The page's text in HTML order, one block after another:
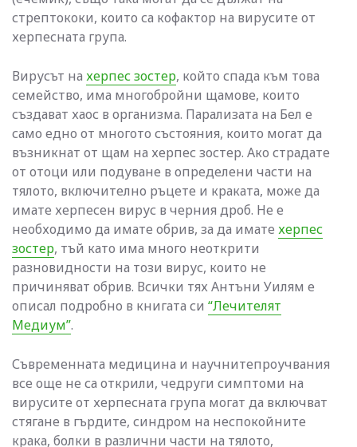
стрептококи, които са кофактор на вирусите от
херпесната група.
Вирусът на херпес зостер, който спада към това
семейство, има многобройни щамове, които
създават хаос в организма. Парализата на Бел е
само едно от многото състояния, които могат да
възникнат от щам на херпес зостер. Ако страдате
от отоци или подуване в определени части на
тялото, включително ръцете и краката, може да
имате херпесен вирус в черния дроб. Не е
необходимо да имате обрив, за да имате херпес
зостер, тъй като има много неоткрити
разновидности на този вирус, които не
причиняват обрив. Всички тях Антъни Уилям е
описал подробно в книгата си “Лечителят
Медиум”.
Съвременната медицина и научнитепроучвания
все още не са открили, чедруги симптоми на
вирусите от херпесната група могат да включват
стягане в гърдите, синдром на неспокойните
крака, болки в различни части на тялото,